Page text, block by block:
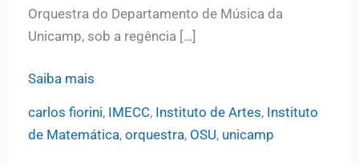
Orquestra do Departamento de Música da
Unicamp, sob a regência […]
OSU
Saiba mais
carlos fiorini, IMECC, Instituto de Artes, Instituto
de Matemática, orquestra, OSU, unicamp